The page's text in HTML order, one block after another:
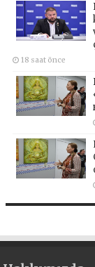
18 saat önce